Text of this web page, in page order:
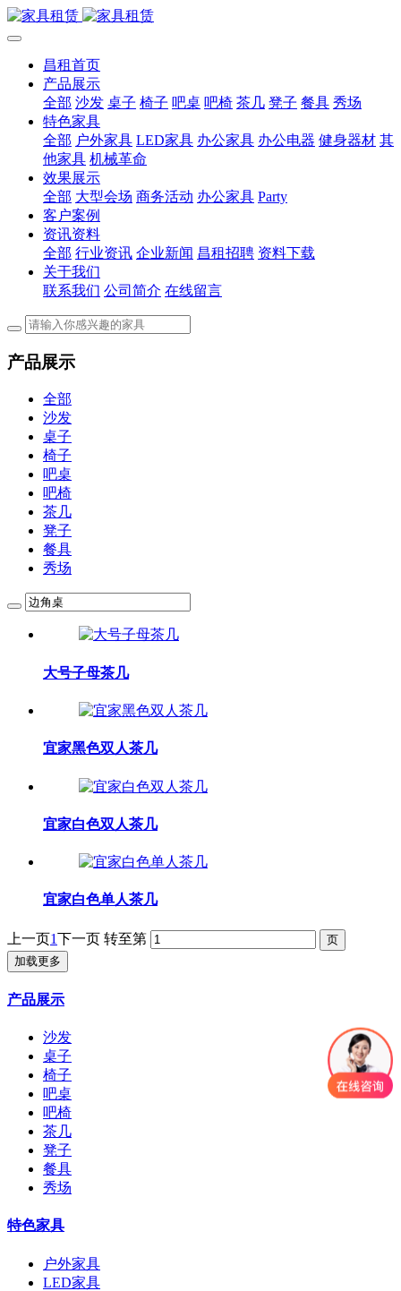
昌租首页
产品展示
全部 沙发 桌子 椅子 吧桌 吧椅 茶几 凳子 餐具 秀场
特色家具
全部 户外家具 LED家具 办公家具 办公电器 健身器材 其
他家具 机械革命
效果展示
全部 大型会场 商务活动 办公家具 Party
客户案例
资讯资料
全部 行业资讯 企业新闻 昌租招聘 资料下载
关于我们
联系我们 公司简介 在线留言
产品展示
全部
沙发
桌子
椅子
吧桌
吧椅
茶几
凳子
餐具
秀场
大号子母茶几
宜家黑色双人茶几
宜家白色双人茶几
宜家白色单人茶几
上一页1下一页 转至第
加载更多
产品展示
沙发
桌子
椅子
吧桌
吧椅
茶几
凳子
餐具
秀场
特色家具
户外家具
LED家具